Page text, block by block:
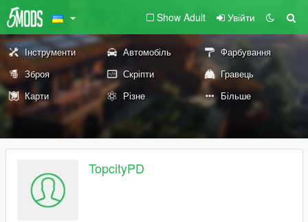
Show Adult Увійти
Інструменти Автомобіль
Фарбування
Зброя
Скріпти
Гравець
Карти
Різне Більше
TopcityPD